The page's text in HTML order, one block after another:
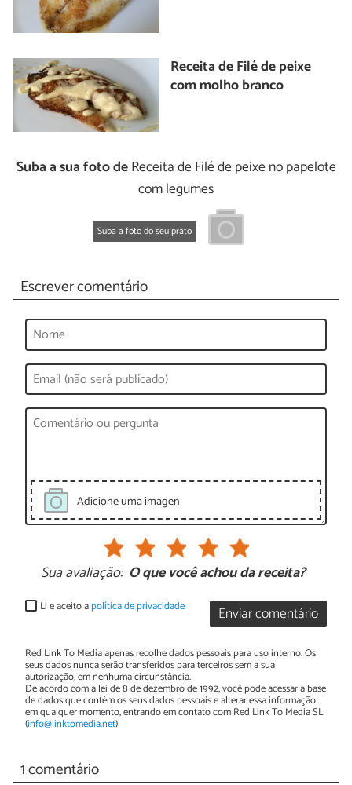
Receita de Filé de peixe
com molho branco
Suba a sua foto deReceita de Filé de peixe no papelote
com legumes
Suba a foto do seu prato
Escrever comentário
Adicione uma imagen
Sua avaliação: O que você achou da receita?
Enviar comentário
Li e aceito apolítica de privacidade
Red Link To Media apenas recolhe dados pessoais para uso interno. Os
seus dados nunca serão transferidos para terceiros sem a sua
autorização, em nenhuma circunstância.
De acordo com a lei de 8 de dezembro de 1992, você pode acessar a base
de dados que contém os seus dados pessoais e alterar essa informação
em qualquer momento, entrando em contato com Red Link To Media SL
(info@linktomedia.net)
1 comentário